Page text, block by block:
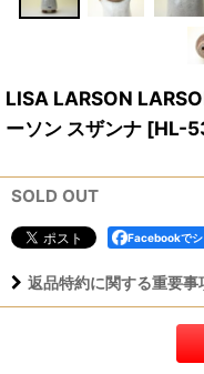
LISA LARSON
ーソン スザンナ [HL-
SOLD OUT
Facebookでシ
返品特約に関する重要事